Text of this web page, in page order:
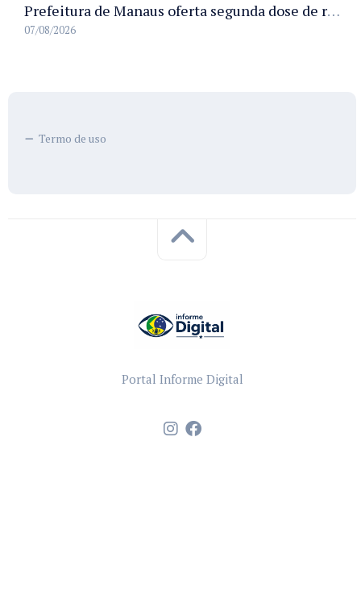
Prefeitura de Manaus oferta segunda dose de reforço da vacina contra a poliomielite para crianças de 4 anos durante Campanha de Multivacinação 2026
07/08/2026
Termo de uso
Portal Informe Digital